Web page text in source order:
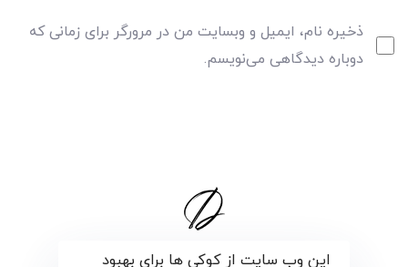
ذخیره نام، ایمیل و وبسایت من در مرورگر برای زمانی که
دوباره دیدگاهی می‌نویسم.
این وب سایت از کوکی ها برای بهبود